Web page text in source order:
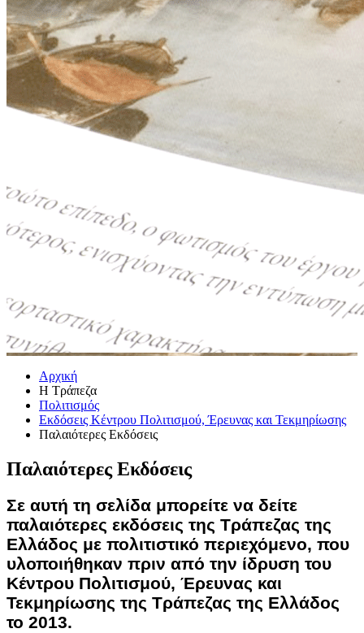
Αρχική
Η Τράπεζα
Πολιτισμός
Εκδόσεις Κέντρου Πολιτισμού, Έρευνας και Τεκμηρίωσης
Παλαιότερες Εκδόσεις
Παλαιότερες Εκδόσεις
Σε αυτή τη σελίδα μπορείτε να δείτε
παλαιότερες εκδόσεις της Τράπεζας της
Ελλάδος με πολιτιστικό περιεχόμενο, που
υλοποιήθηκαν πριν από την ίδρυση του
Κέντρου Πολιτισμού, Έρευνας και
Τεκμηρίωσης της Τράπεζας της Ελλάδος
το 2013.